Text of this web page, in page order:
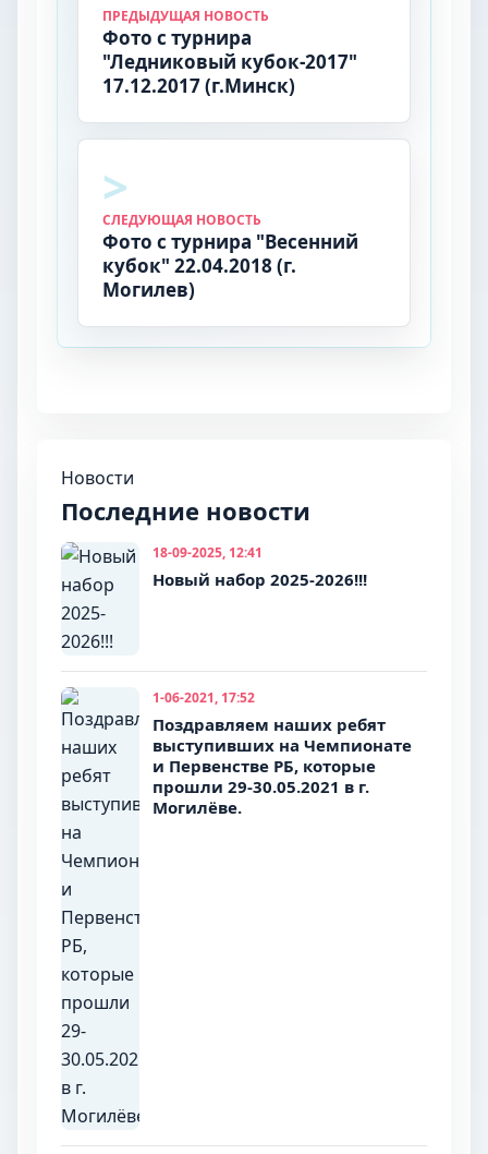
ПРЕДЫДУЩАЯ НОВОСТЬ
Фото с турнира
"Ледниковый кубок-2017"
17.12.2017 (г.Минск)
СЛЕДУЮЩАЯ НОВОСТЬ
Фото с турнира "Весенний
кубок" 22.04.2018 (г.
Могилев)
Новости
Последние новости
18-09-2025, 12:41
Новый набор 2025-2026!!!
1-06-2021, 17:52
Поздравляем наших ребят
выступивших на Чемпионате
и Первенстве РБ, которые
прошли 29-30.05.2021 в г.
Могилёве.